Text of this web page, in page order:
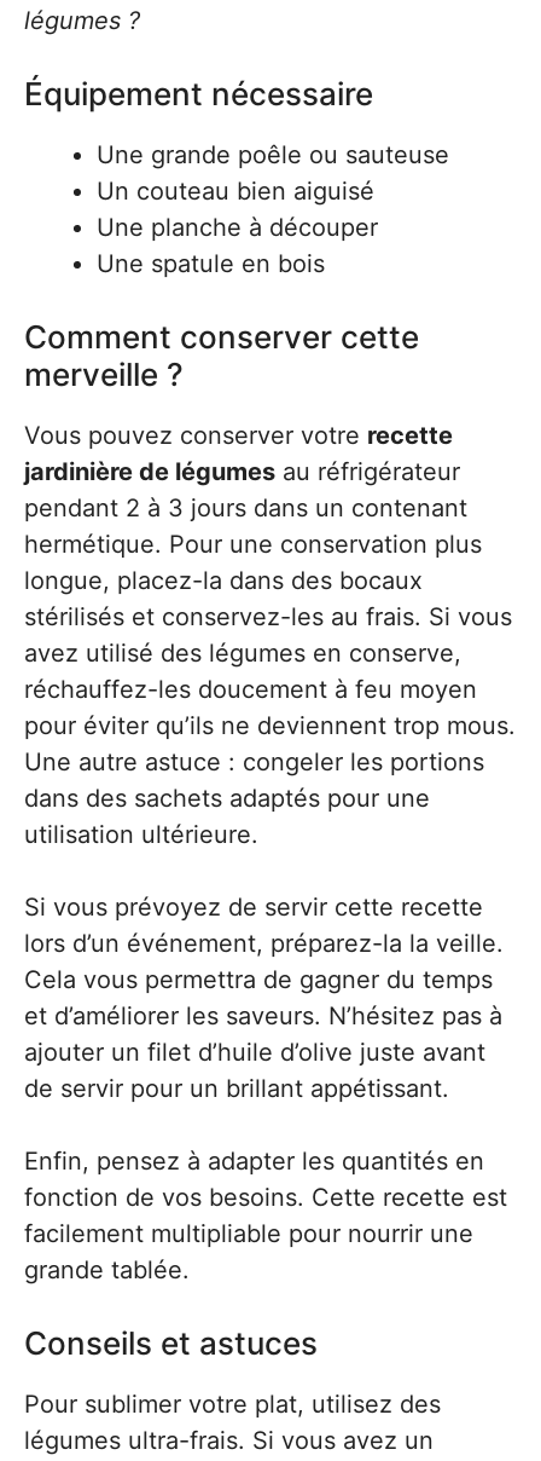
légumes ?
Équipement nécessaire
Une grande poêle ou sauteuse
Un couteau bien aiguisé
Une planche à découper
Une spatule en bois
Comment conserver cette
merveille ?
Vous pouvez conserver votre recette
jardinière de légumes au réfrigérateur
pendant 2 à 3 jours dans un contenant
hermétique. Pour une conservation plus
longue, placez-la dans des bocaux
stérilisés et conservez-les au frais. Si vous
avez utilisé des légumes en conserve,
réchauffez-les doucement à feu moyen
pour éviter qu’ils ne deviennent trop mous.
Une autre astuce : congeler les portions
dans des sachets adaptés pour une
utilisation ultérieure.
Si vous prévoyez de servir cette recette
lors d’un événement, préparez-la la veille.
Cela vous permettra de gagner du temps
et d’améliorer les saveurs. N’hésitez pas à
ajouter un filet d’huile d’olive juste avant
de servir pour un brillant appétissant.
Enfin, pensez à adapter les quantités en
fonction de vos besoins. Cette recette est
facilement multipliable pour nourrir une
grande tablée.
Conseils et astuces
Pour sublimer votre plat, utilisez des
légumes ultra-frais. Si vous avez un